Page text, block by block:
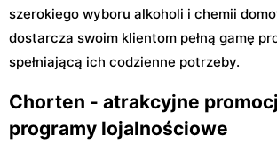
szerokiego wyboru alkoholi i chemii
dostarcza swoim klientom pełną gamę
spełniającą ich codzienne potrzeby.
Chorten - atrakcyjne
programy lojalnościowe